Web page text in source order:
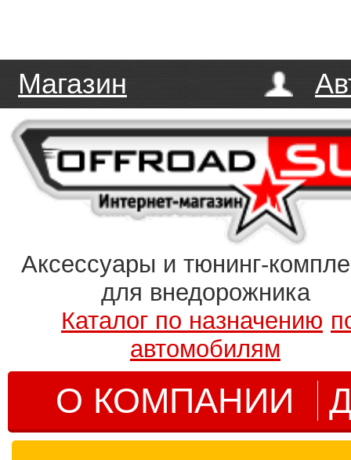
Магазин
Аксессуары и тюнинг-
для внедорожника
Каталог по назначению
автомобилям
О КОМПАНИИ